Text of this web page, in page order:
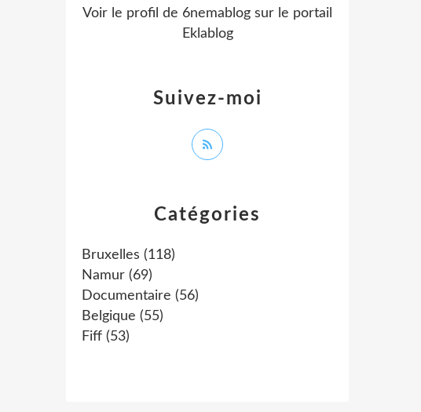
Catégories
Bruxelles (118)
Namur (69)
Documentaire (56)
Belgique (55)
Fiff (53)
Suivez-moi
Voir le profil de 6nemablog sur le portail
Eklablog